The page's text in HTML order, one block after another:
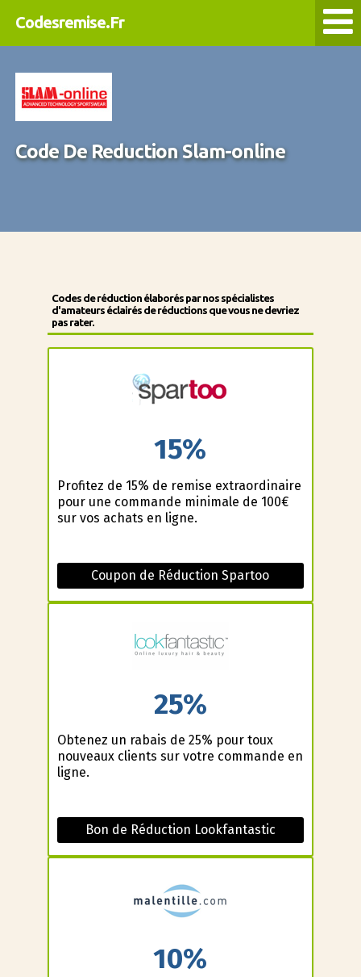
Codesremise.Fr
Code De Reduction Slam-online
Codes de réduction élaborés par nos spécialistes
d'amateurs éclairés de réductions que vous ne devriez
pas rater.
15%
Profitez de 15% de remise extraordinaire
pour une commande minimale de 100€
sur vos achats en ligne.
Coupon de Réduction Spartoo
25%
Obtenez un rabais de 25% pour toux
nouveaux clients sur votre commande en
ligne.
Bon de Réduction Lookfantastic
10%